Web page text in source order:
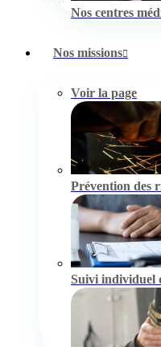
Nos centres
Nos missions
Voir la page
Prévention des
Suivi individuel